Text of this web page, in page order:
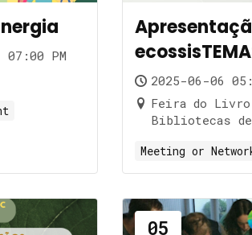
PM
impacto
2025-06-06
Feira do
Bibliotecas
Meeting or
05